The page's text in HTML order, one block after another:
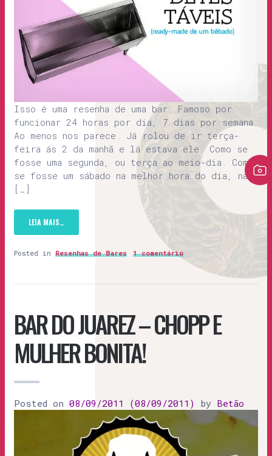
Isso é uma resenha de uma bar. Famoso por
funcionar 24 horas por dia, 7 dias por semana.
Ao menos nos parece. Já rolou de ir terça-
feira ás 2 da manhã e lá estava ele. Como se
fosse uma segunda, ou terça ao meio-dia. Como
se fosse um sábado na melhor hora do dia, na
[…]
LEIA MAIS…
Posted in Resenhas de Bares 1 comentário
BAR DO JUAREZ – CHOPP E
MULHER BONITA!
Posted on 08/09/2011 (08/09/2011) by Betão